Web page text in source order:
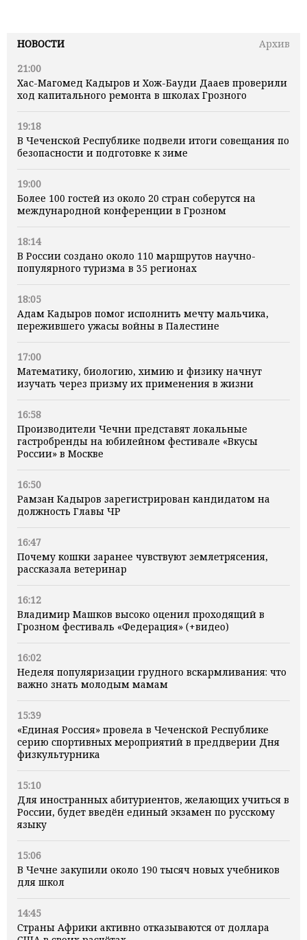
НОВОСТИ
Архив
21:00
Хас-Магомед Кадыров и Хож-Бауди Дааев проверили
ход капитального ремонта в школах Грозного
19:18
В Чеченской Республике подвели итоги совещания по
безопасности и подготовке к зиме
19:00
Более 100 гостей из около 20 стран соберутся на
международной конференции в Грозном
18:14
В России создано около 110 маршрутов научно-
популярного туризма в 35 регионах
18:05
Адам Кадыров помог исполнить мечту мальчика,
пережившего ужасы войны в Палестине
17:00
Математику, биологию, химию и физику начнут
изучать через призму их применения в жизни
16:58
Производители Чечни представят локальные
гастробренды на юбилейном фестивале «Вкусы
России» в Москве
16:50
Рамзан Кадыров зарегистрирован кандидатом на
должность Главы ЧР
16:47
Почему кошки заранее чувствуют землетрясения,
рассказала ветеринар
16:12
Владимир Машков высоко оценил проходящий в
Грозном фестиваль «Федерация» (+видео)
16:02
Неделя популяризации грудного вскармливания: что
важно знать молодым мамам
15:39
«Единая Россия» провела в Чеченской Республике
серию спортивных мероприятий в преддверии Дня
физкультурника
15:10
Для иностранных абитуриентов, желающих учиться в
России, будет введён единый экзамен по русскому
языку
15:06
В Чечне закупили около 190 тысяч новых учебников
для школ
14:45
Страны Африки активно отказываются от доллара